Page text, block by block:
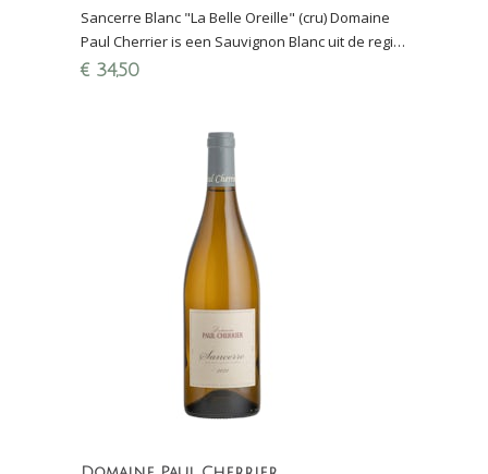
Sancerre Blanc "La Belle Oreille" (cru) Domaine
Paul Cherrier is een Sauvignon Blanc uit de regio
Loire afkomstig van zeer kalkrijke bodem
€ 34,50